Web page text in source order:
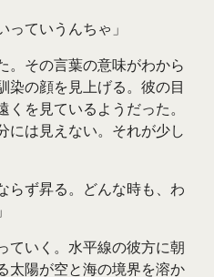
ていうんちゃ」
。その言葉の意味がわから
染の顔を見上げる。彼の目
くを見ているようだった。
には見えない。それが少し
らず昇る。どんな時も、わ
ていく。水平線の彼方に朝
太陽が空と海の境界を溶か